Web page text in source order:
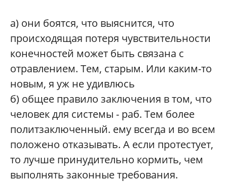
а) они боятся, что выяснится, что
происходящая потеря чувствительности
конечностей может быть связана с
отравлением. Тем, старым. Или каким-то
новым, я уж не удивлюсь
б) общее правило заключения в том, что
человек для системы - раб. Тем более
политзаключенный. ему всегда и во всем
положено отказывать. А если протестует,
то лучше принудительно кормить, чем
выполнять законные требования.